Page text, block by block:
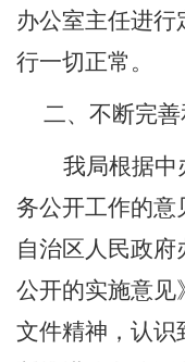
办公室主任进行
行一切正常。
二、 不断完
我局根据中
务公开工作的意
自治区人民政
公开的实施意见
文件精神 ， 认识